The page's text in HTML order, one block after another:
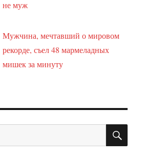
не муж
Мужчина, мечтавший о мировом
рекорде, съел 48 мармеладных
мишек за минуту